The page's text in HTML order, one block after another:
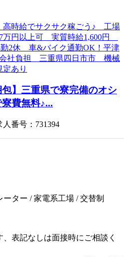
包】三重県で寮完備のオシ
費無料♪...
番号：731394
ター / 家電系工場 / 交替制
表記なしは面接時にご相談く